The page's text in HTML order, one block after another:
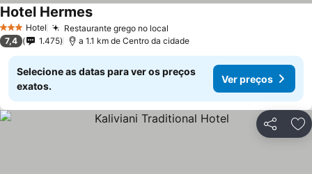
3 EstrelasHotel Restaurante grego no local
Hotel Hermes
7,4 1.475 a 1.1 km de Centro da cidade
Selecione as datas para ver os preços
exatos.
Ver preços
Partilhar